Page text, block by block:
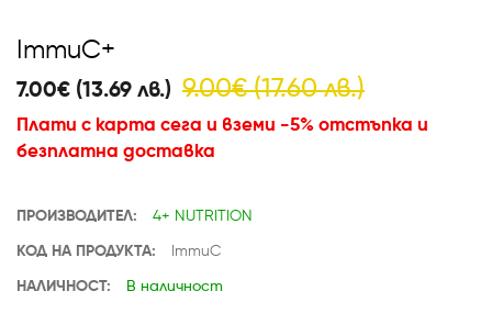
ImmuC+
7.00€ (13.69 лв.) 9.00€ (17.60 лв.)
Плати с карта сега и вземи -5% отстъпка и
безплатна доставка
ПРОИЗВОДИТЕЛ: 4+ NUTRITION
КОД НА ПРОДУКТА: ImmuC
НАЛИЧНОСТ: В наличност